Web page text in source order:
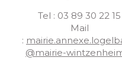
Tel : 03 89 30 22 15
Mail
:
@mairie-